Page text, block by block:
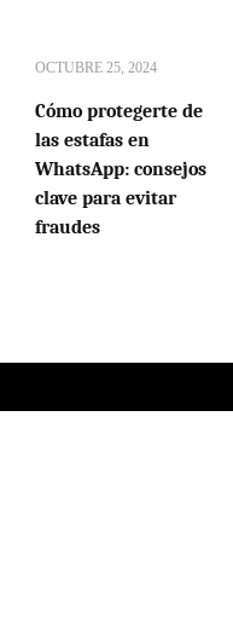
OCTUBRE 25, 2024
Cómo protegerte de
las estafas en
WhatsApp: consejos
clave para evitar
fraudes